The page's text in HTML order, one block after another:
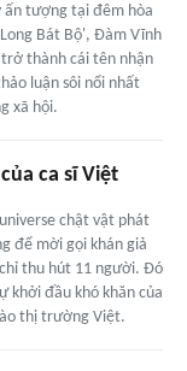
ấn tượng tại đêm hòa
Bát Bộ', Đàm Vĩnh
thành cái tên nhận
luận sôi nổi nhất
xã hội.
ca sĩ Việt
chật vật phát
để mời gọi khán giả
thu hút 11 người. Đó
khởi đầu khó khăn của
thị trường Việt.